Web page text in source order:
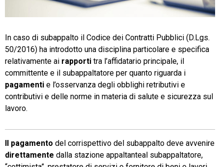
Fatturazione
Financial Solutions
HR
Trust Services
TeamSystem Corporate
In caso di subappalto il Codice dei Contratti Pubblici (D.Lgs.
50/2016) ha introdotto una disciplina particolare e specifica
relativamente ai rapporti tra l’affidatario principale, il
committente e il subappaltatore per quanto riguarda i
pagamenti e l’osservanza degli obblighi retributivi e
contributivi e delle norme in materia di salute e sicurezza sul
lavoro.
Il pagamento del corrispettivo del subappalto deve avvenire
direttamente dalla stazione appaltanteal subappaltatore,